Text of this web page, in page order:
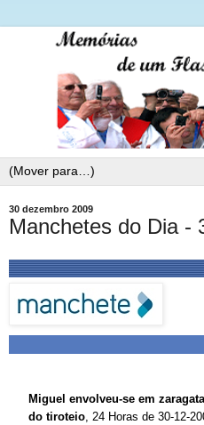
30 dezembro 2009
Manchetes do Dia -
Miguel envolveu-se em
do tiroteio, 24 Horas de 30-12-